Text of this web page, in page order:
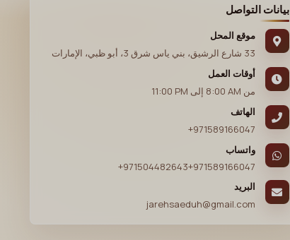
بيانات التواصل
موقع المحل
33 شارع الرشيق، بني ياس شرق 3، أبو ظبي، الإمارات
أوقات العمل
من 8:00 AM إلى 11:00 PM
الهاتف
+971589166047
واتساب
+971589166047
+971504482643
البريد
jarehsaeduh@gmail.com